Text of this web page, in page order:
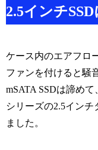
2.5インチ
ケース内のエアフロ
ファンを付けると騒
mSATA SSDは諦めて
シリーズの2.5インチ
ました。